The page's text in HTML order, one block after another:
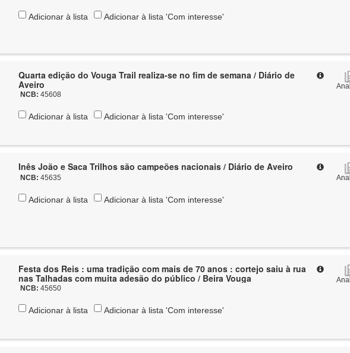
Adicionar à lista Adicionar à lista 'Com interesse'
Quarta edição do Vouga Trail realiza-se no fim de semana / Diário de
Aveiro
NCB:45608
Adicionar à lista Adicionar à lista 'Com interesse'
Inês João e Saca Trilhos são campeões nacionais / Diário de Aveiro
NCB:45635
Adicionar à lista Adicionar à lista 'Com interesse'
Festa dos Reis : uma tradição com mais de 70 anos : cortejo saiu à rua
nas Talhadas com muita adesão do público / Beira Vouga
NCB:45650
Adicionar à lista Adicionar à lista 'Com interesse'